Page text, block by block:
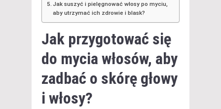
Jak suszyć i pielęgnować włosy po myciu,
aby utrzymać ich zdrowie i blask?
Jak przygotować się
do mycia włosów, aby
zadbać o skórę głowy
i włosy?